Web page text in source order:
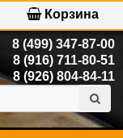
Корзина
8 (499) 347-87-00
8 (916) 711-80-51
8 (926) 804-84-11